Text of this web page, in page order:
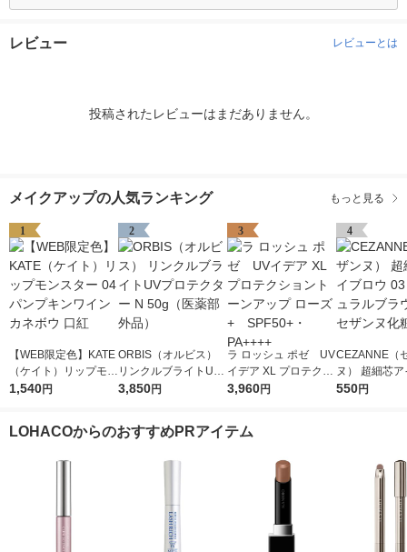
レビュー レビューとは
投稿されたレビューはまだありません。
メイクアップの人気ランキング もっと見る
1
【WEB限定色】KATE
（ケイト）リップモン
スター 04 パンプキン
1,540円
2
ORBIS（オルビス）
リンクルブライトUV
プロテクター N 50g
3,850円
3
ラ ロッシュ ポゼ UV
イデア XL プロテクシ
ョントーンアップ ロ
3,960円
4
CEZANNE（
ヌ） 超細芯
ウ 03（ナチ
550円
LOHACOからのおすすめPRアイテム